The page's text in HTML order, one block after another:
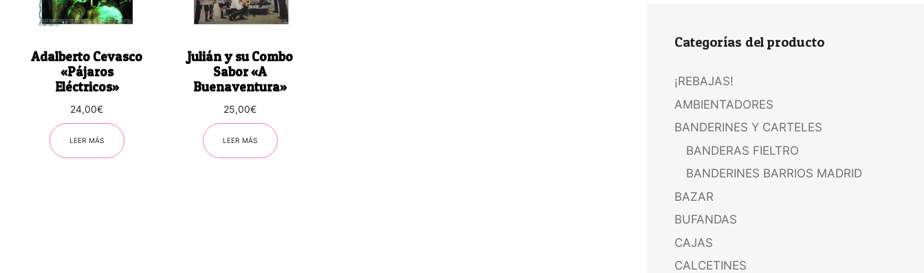
Adalberto Cevasco
«Pájaros
Eléctricos»
24,00€
LEER MÁS
Julián y su Combo
Sabor «A
Buenaventura»
25,00€
LEER MÁS
Categorías del producto
¡REBAJAS!
AMBIENTADORES
BANDERINES Y CARTELES
BANDERAS FIELTRO
BANDERINES BARRIOS MADRID
BAZAR
BUFANDAS
CAJAS
CALCETINES